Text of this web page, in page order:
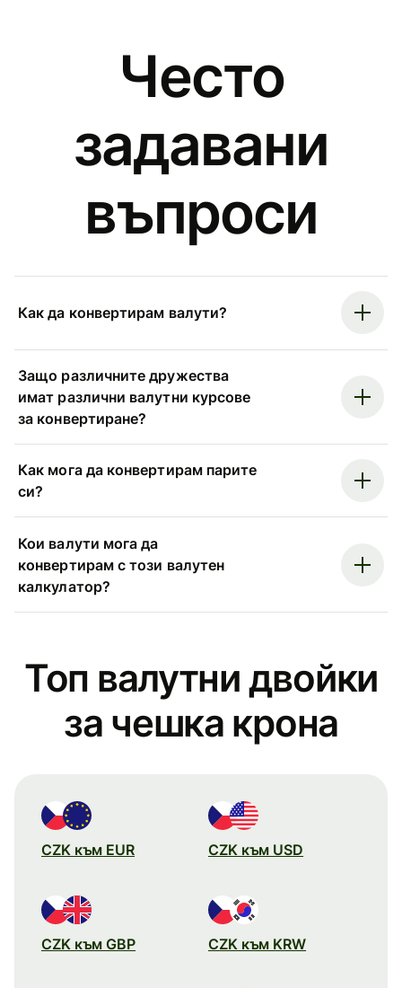
Често
задавани
въпроси
Как да конвертирам валути?
Защо различните дружества
имат различни валутни курсове
за конвертиране?
Как мога да конвертирам парите
си?
Кои валути мога да
конвертирам с този валутен
калкулатор?
Топ валутни двойки
за чешка крона
CZK към EUR CZK към USD
CZK към GBP CZK към KRW